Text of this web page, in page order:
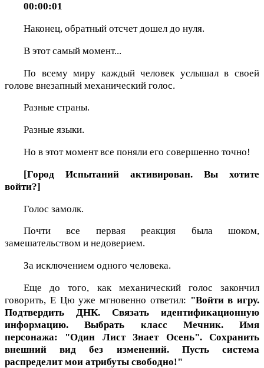
00:00:01
Наконец, обратный отсчет дошел до нуля.
В этот самый момент...
По всему миру каждый человек услышал в своей
голове внезапный механический голос.
Разные страны.
Разные языки.
Но в этот момент все поняли его совершенно точно!
[Город Испытаний активирован. Вы хотите
войти?]
Голос замолк.
Почти все первая реакция была шоком,
замешательством и недоверием.
За исключением одного человека.
Еще до того, как механический голос закончил
говорить, Е Цю уже мгновенно ответил: "Войти в игру.
Подтвердить ДНК. Связать идентификационную
информацию. Выбрать класс Мечник. Имя
персонажа: "Один Лист Знает Осень". Сохранить
внешний вид без изменений. Пусть система
распределит мои атрибуты свободно!"